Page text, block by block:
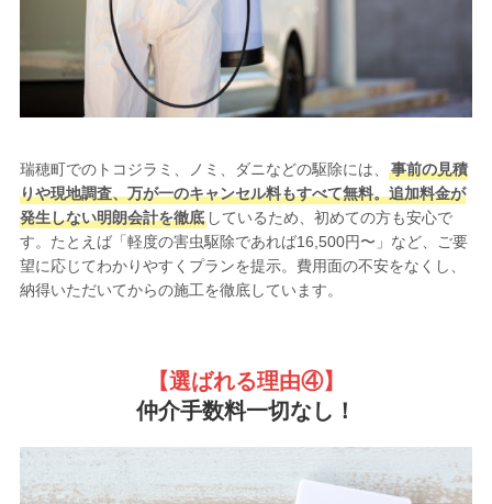
瑞穂町でのトコジラミ、ノミ、ダニなどの駆除には、
事前の見積
りや現地調査、万が一のキャンセル料もすべて無料。追加料金が
発生しない明朗会計を徹底しているため、初めての方も安心で
す。たとえば「軽度の害虫駆除であれば16,500円〜」など、ご要
望に応じてわかりやすくプランを提示。費用面の不安をなくし、
納得いただいてからの施工を徹底しています。
【選ばれる理由④】
仲介手数料一切なし！